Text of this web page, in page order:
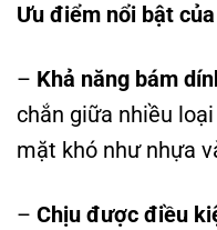
Ưu điểm nổi bật
– Khả năng bám
chắn giữa nhiều
mặt khó như nhựa
– Chịu được điều